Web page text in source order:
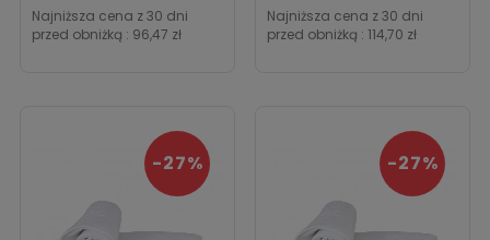
Najniższa cena z 30 dni
przed obniżką : 96,47 zł
Najniższa cena z 30 dni
przed obniżką : 114,70 zł
-27% -27%